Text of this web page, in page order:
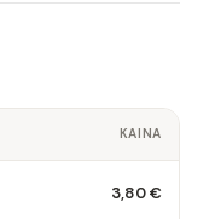
KAINA
3,80 €